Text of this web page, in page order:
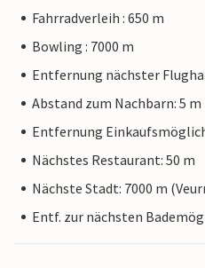
Fahrradverleih : 650 m
Bowling : 7000 m
Entfernung nächster
Abstand zum Nachbarn: 5 m
Entfernung
Nächstes Restaurant: 50 m
Nächste Stadt: 7000 m
Entf. zur nächsten